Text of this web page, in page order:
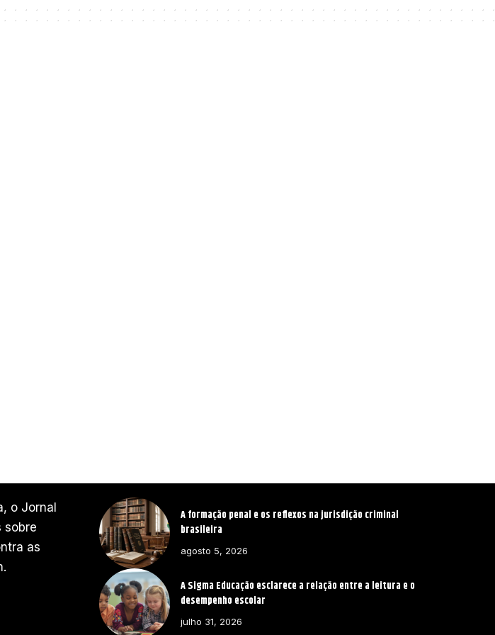
o Jornal
sobre
as
A formação penal e os reflexos na jurisdição criminal
brasileira
agosto 5, 2026
A Sigma Educação esclarece a relação entre a leitura e o
desempenho escolar
julho 31, 2026